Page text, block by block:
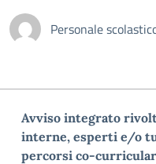
Personale
Avviso integrato
interne, esperti e/o
percorsi co-